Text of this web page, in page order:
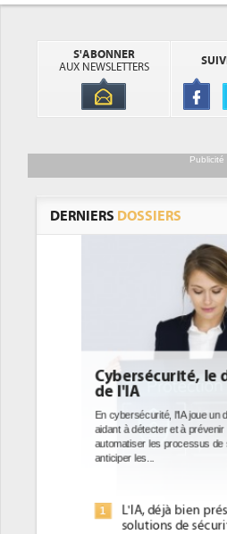
S'ABONNER
AUX NEWSLETTERS
Publicité
DERNIERS DOSSIERS
DEE: l'efficacité
bientôt une
datacenters
Des datacenters plus
ce que recherchent les
avec la mise en oeuvre de la
1
Qu'est-ce que la
d'efficacité